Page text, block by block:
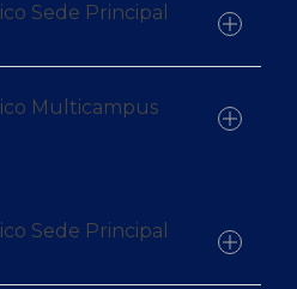
Multicampus
Sede Principal
Multicampus
Sede Principal